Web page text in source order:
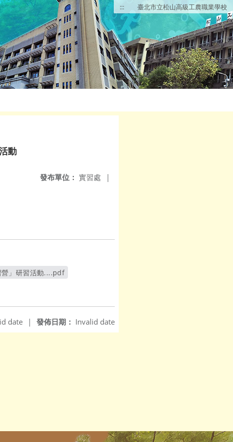
::: 臺北市立松山高級工農職業學校
動
發布單位： 實習處 |
營」研習活動....pdf
發佈日期： Invalid date
date |